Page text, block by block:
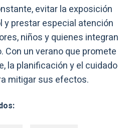
evitar la exposición
y prestar especial atención
niños y quienes integran
Con un verano que promete
la planificación y el cuidado
mitigar sus efectos.